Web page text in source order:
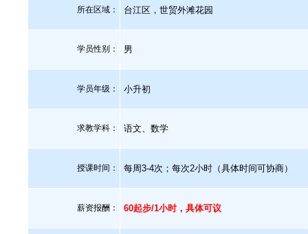
所在区域： 台江区，世贸外滩花园
学员性别： 男
学员年级： 小升初
求教学科： 语文、数学
授课时间： 每周3-4次；每次2小时（具体时间可协商）
薪资报酬： 60起步/1小时，具体可议